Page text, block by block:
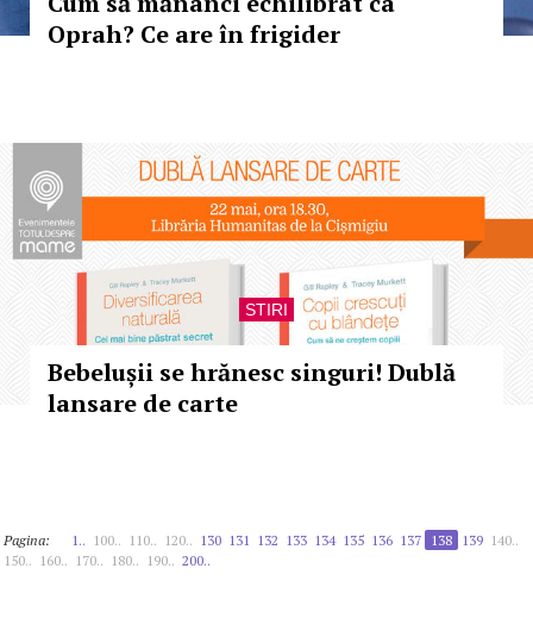
Oprah? Ce are în frigider
STIRI
Bebelușii se hrănesc singuri! Dublă
lansare de carte
Pagina: 1.. 100.. 110.. 120.. 130 131 132 133 134 135 136 137 138 139 140..
150.. 160.. 170.. 180.. 190.. 200..